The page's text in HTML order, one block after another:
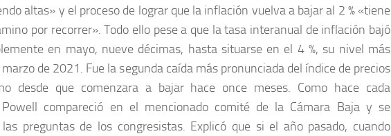
altas» y el proceso de lograr que la inflación vuelva a bajar al 2 % «tiene
por recorrer». Todo ello pese a que la tasa interanual de inflación bajó
en mayo, nueve décimas, hasta situarse en el 4 %, su nivel más
marzo de 2021. Fue la segunda caída más pronunciada del índice de precios
desde que comenzara a bajar hace once meses. Como hace cada
Powell compareció en el mencionado comité de la Cámara Baja y se
preguntas de los congresistas. Explicó que si el año pasado, cuando